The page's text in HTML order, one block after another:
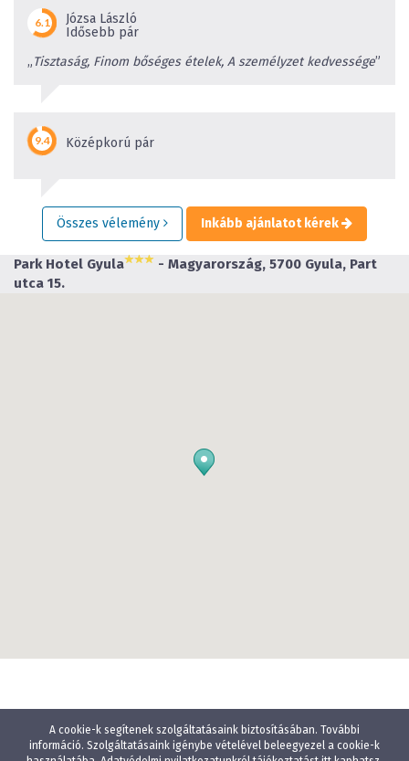
A cookie-k segítenek szolgáltatásaink biztosításában. További
információ. Szolgáltatásaink igénybe vételével beleegyezel a cookie-k
Józsa László
Idősebb pár
„Tisztaság, Finom bőséges ételek, A személyzet kedvessége”
Középkorú pár
Összes vélemény Inkább ajánlatot kérek
Park Hotel Gyula
- Magyarország, 5700 Gyula, Part
utca 15.